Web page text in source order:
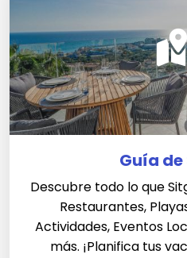
Guía
Descubre todo lo que
Restaurantes,
Actividades, Eventos
más. ¡Planifica tus